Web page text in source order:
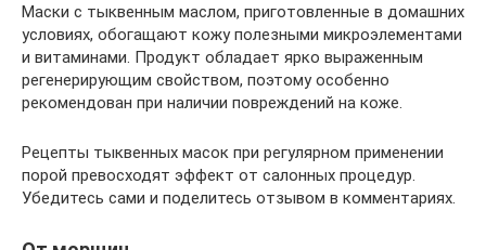
Маски с тыквенным маслом, приготовленные в домашних
условиях, обогащают кожу полезными микроэлементами
и витаминами. Продукт обладает ярко выраженным
регенерирующим свойством, поэтому особенно
рекомендован при наличии повреждений на коже.
Рецепты тыквенных масок при регулярном применении
порой превосходят эффект от салонных процедур.
Убедитесь сами и поделитесь отзывом в комментариях.